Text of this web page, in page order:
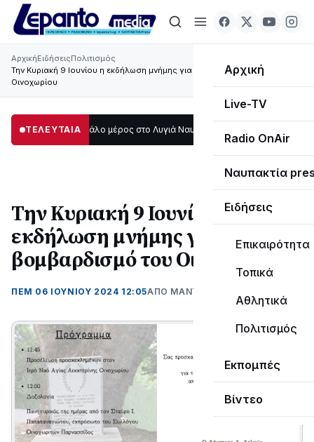
Αρχική
Live-TV
Radio OnAir
Ναυπακτία
Ειδήσεις
Επικαιρότητα
Τοπικά
Αθλητικά
Πολιτισμός
Εκπομπές
Βίντεο
ΑρχικήΕιδήσειςΠολιτισμός
Την Κυριακή 9 Ιουνίου η εκδήλωση μνήμης για το βομβαρδισμό του
Οινοχωρίου
ΤΕΛΕΥΤΑΙΑ
σκοτάδι μεγάλο μέρος στο Λυγιά Ναυπάκτου12:08
Την Κυριακή 9 Ιουνίου η
εκδήλωση μνήμης για το
βομβαρδισμό του Οινοχωρίου
ΠΕΜ 06 ΙΟΥΝΊΟΥ 2024 12:05ΑΠΌ ΜΑΝΤΩ ΚΑΠΕΝΤΖΩΝΗ